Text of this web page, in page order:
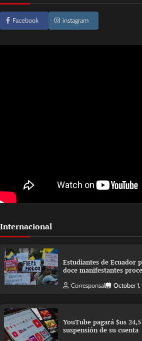
Facebook instagram
Internacional
Estudiantes de Ecuador
doce manifestantes
Corresponsal October
YouTube pagará $us
suspensión de su cuenta